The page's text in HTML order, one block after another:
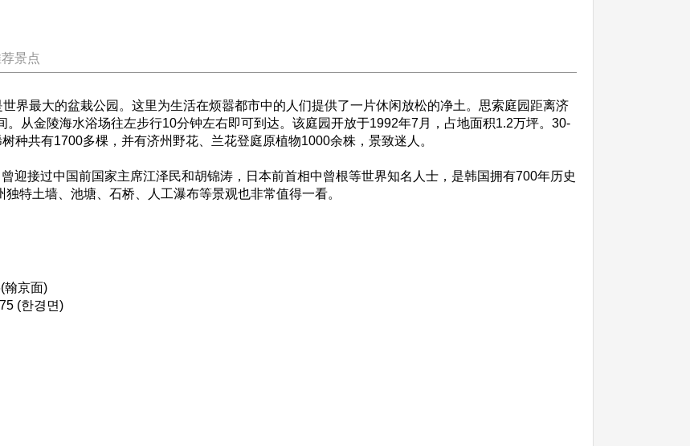
景点
最大的盆栽公园。这里为生活在烦嚣都市中的人们提供了一片休闲放松的净土。思索庭园距离济
从金陵海水浴场往左步行10分钟左右即可到达。该庭园开放于1992年7月，占地面积1.2万坪。30-
种共有1700多棵，并有济州野花、兰花登庭原植物1000余株，景致迷人。
接过中国前国家主席江泽民和胡锦涛，日本前首相中曾根等世界知名人士，是韩国拥有700年历史
特土墙、池塘、石桥、人工瀑布等景观也非常值得一看。
翰京面)
(한경면)